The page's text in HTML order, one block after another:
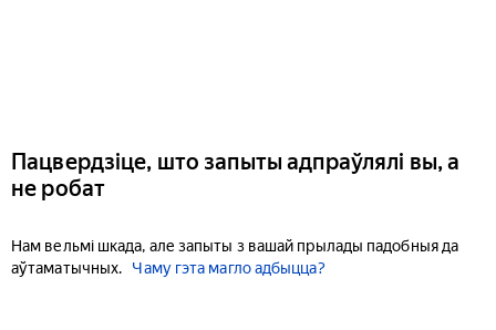
Пацвердзіце, што запыты адпраўлялі вы, а
не робат
Нам вельмі шкада, але запыты з вашай прылады падобныя да
аўтаматычных.
Чаму гэта магло адбыцца?